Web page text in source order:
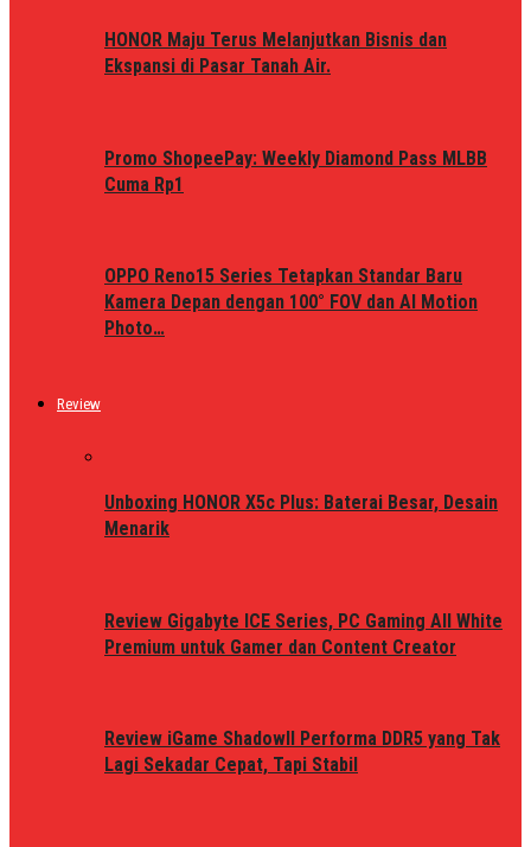
HONOR Maju Terus Melanjutkan Bisnis dan
Ekspansi di Pasar Tanah Air.
Promo ShopeePay: Weekly Diamond Pass MLBB
Cuma Rp1
OPPO Reno15 Series Tetapkan Standar Baru
Kamera Depan dengan 100° FOV dan AI Motion
Photo…
Review
Unboxing HONOR X5c Plus: Baterai Besar, Desain
Menarik
Review Gigabyte ICE Series, PC Gaming All White
Premium untuk Gamer dan Content Creator
Review iGame ShadowII Performa DDR5 yang Tak
Lagi Sekadar Cepat, Tapi Stabil